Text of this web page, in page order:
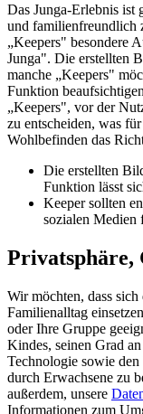
Das Junga-Erlebnis ist
und familienfreundlich
„Keepers" besondere
Junga". Die erstellten
manche „Keepers"
Funktion
„Keepers", vor der
zu entscheiden, was
Wohlbefinden das
Die erstellten
Funktion lässt
Keeper sollten
sozialen Medien
Privatsphäre,
Wir möchten, dass
Familienalltag
oder Ihre Gruppe
Kindes, seinen Grad
Technologie sowie
durch Erwachsene zu
außerdem, unsere
Informationen zum